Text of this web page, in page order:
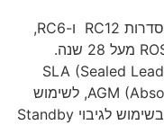
חברת רוזטק משווקת בארץ מצברים מסדרות RC12 ו-RC6,
סדרות מצברי חומצה עופרת אטומים (SLA (Sealed Lead
Acid, בטכנולוגיית (AGM (Absorbent Glass Mat, לשימוש
כללי עם ארך חיים חזוי של עד 5 שנים בשימוש לגיבוי Standby